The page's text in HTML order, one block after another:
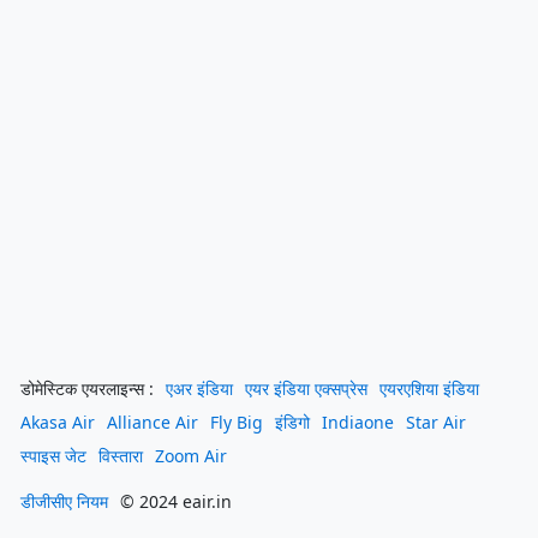
डोमेस्टिक एयरलाइन्स : एअर इंडिया एयर इंडिया एक्सप्रेस एयरएशिया इंडिया
Akasa Air Alliance Air Fly Big इंडिगो Indiaone Star Air
स्पाइस जेट विस्तारा Zoom Air
डीजीसीए नियम © 2024 eair.in